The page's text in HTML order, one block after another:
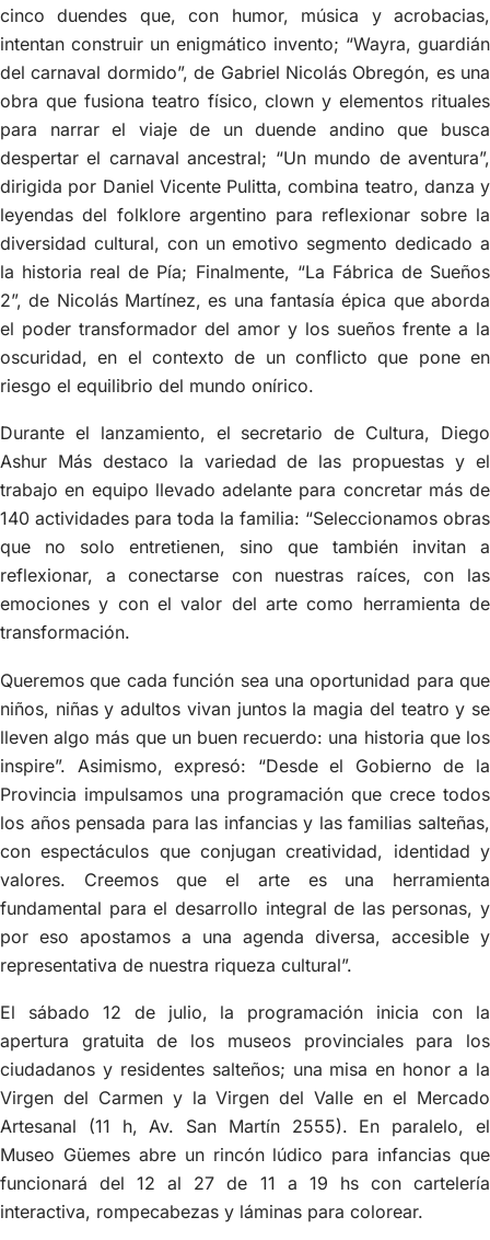
cinco duendes que, con humor, música y acrobacias,
intentan construir un enigmático invento; “Wayra, guardián
del carnaval dormido”, de Gabriel Nicolás Obregón, es una
obra que fusiona teatro físico, clown y elementos rituales
para narrar el viaje de un duende andino que busca
despertar el carnaval ancestral; “Un mundo de aventura”,
dirigida por Daniel Vicente Pulitta, combina teatro, danza y
leyendas del folklore argentino para reflexionar sobre la
diversidad cultural, con un emotivo segmento dedicado a
la historia real de Pía; Finalmente, “La Fábrica de Sueños
2”, de Nicolás Martínez, es una fantasía épica que aborda
el poder transformador del amor y los sueños frente a la
oscuridad, en el contexto de un conflicto que pone en
riesgo el equilibrio del mundo onírico.
Durante el lanzamiento, el secretario de Cultura, Diego
Ashur Más destaco la variedad de las propuestas y el
trabajo en equipo llevado adelante para concretar más de
140 actividades para toda la familia: “Seleccionamos obras
que no solo entretienen, sino que también invitan a
reflexionar, a conectarse con nuestras raíces, con las
emociones y con el valor del arte como herramienta de
transformación.
Queremos que cada función sea una oportunidad para que
niños, niñas y adultos vivan juntos la magia del teatro y se
lleven algo más que un buen recuerdo: una historia que los
inspire”. Asimismo, expresó: “Desde el Gobierno de la
Provincia impulsamos una programación que crece todos
los años pensada para las infancias y las familias salteñas,
con espectáculos que conjugan creatividad, identidad y
valores. Creemos que el arte es una herramienta
fundamental para el desarrollo integral de las personas, y
por eso apostamos a una agenda diversa, accesible y
representativa de nuestra riqueza cultural”.
El sábado 12 de julio, la programación inicia con la
apertura gratuita de los museos provinciales para los
ciudadanos y residentes salteños; una misa en honor a la
Virgen del Carmen y la Virgen del Valle en el Mercado
Artesanal (11 h, Av. San Martín 2555). En paralelo, el
Museo Güemes abre un rincón lúdico para infancias que
funcionará del 12 al 27 de 11 a 19 hs con cartelería
interactiva, rompecabezas y láminas para colorear.